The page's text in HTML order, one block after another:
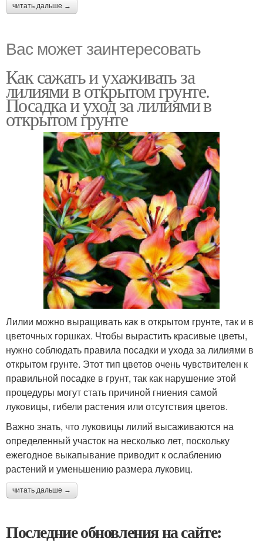
читать дальше →
Вас может заинтересовать
Как сажать и ухаживать за
лилиями в открытом грунте.
Посадка и уход за лилиями в
открытом грунте
Лилии можно выращивать как в открытом грунте, так и в
цветочных горшках. Чтобы вырастить красивые цветы,
нужно соблюдать правила посадки и ухода за лилиями в
открытом грунте. Этот тип цветов очень чувствителен к
правильной посадке в грунт, так как нарушение этой
процедуры могут стать причиной гниения самой
луковицы, гибели растения или отсутствия цветов.
Важно знать, что луковицы лилий высаживаются на
определенный участок на несколько лет, поскольку
ежегодное выкапывание приводит к ослаблению
растений и уменьшению размера луковиц.
читать дальше →
Последние обновления на сайте: